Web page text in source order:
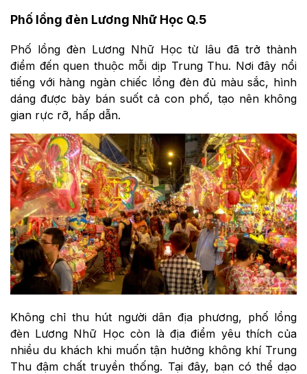
Phố lồng đèn Lương Nhữ Học Q.5
Phố lồng đèn Lương Nhữ Học từ lâu đã trở thành
điểm đến quen thuộc mỗi dịp Trung Thu. Nơi đây nổi
tiếng với hàng ngàn chiếc lồng đèn đủ màu sắc, hình
dáng được bày bán suốt cả con phố, tạo nên không
gian rực rỡ, hấp dẫn.
Không chỉ thu hút người dân địa phương, phố lồng
đèn Lương Nhữ Học còn là địa điểm yêu thích của
nhiều du khách khi muốn tận hưởng không khí Trung
Thu đậm chất truyền thống. Tại đây, bạn có thể dạo